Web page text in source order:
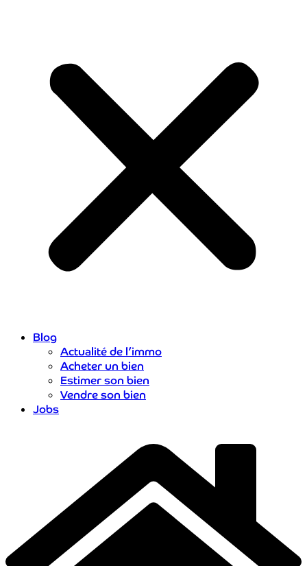
Blog
Actualité de l’immo
Acheter un bien
Estimer son bien
Vendre son bien
Jobs